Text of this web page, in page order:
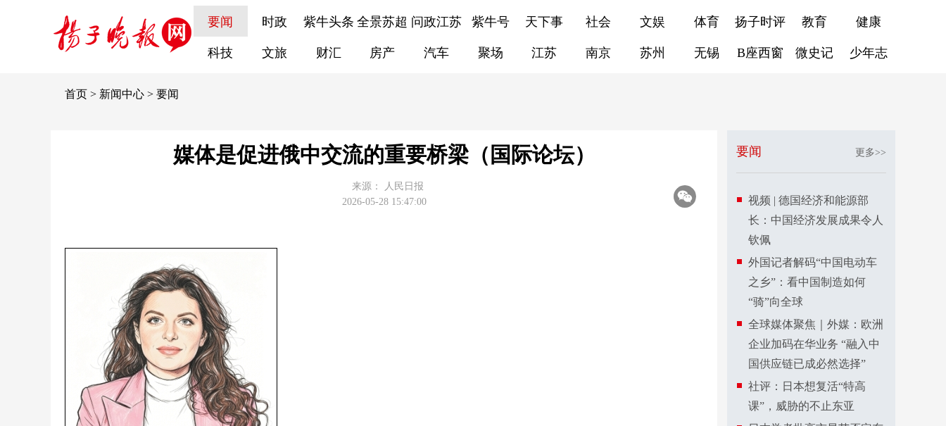
要闻 时政 紫牛头条 全景苏超 问政江苏 紫牛号 天下事 社会 文娱 体育 扬子时评 教育 健康
科技 文旅 财汇 房产 汽车 聚场 江苏 南京 苏州 无锡 B座西窗 微史记 少年志
首页 > 新闻中心 > 要闻
媒体是促进俄中交流的重要桥梁（国际论坛）
来源：
人民日报
2026-05-28 15:47:00
要闻 更多>>
视频 | 德国经济和能源部
长：中国经济发展成果令人
钦佩
外国记者解码“中国电动车
之乡”：看中国制造如何
“骑”向全球
全球媒体聚焦｜外媒：欧洲
企业加码在华业务 “融入中
国供应链已成必然选择”
社评：日本想复活“特高
课”，威胁的不止东亚